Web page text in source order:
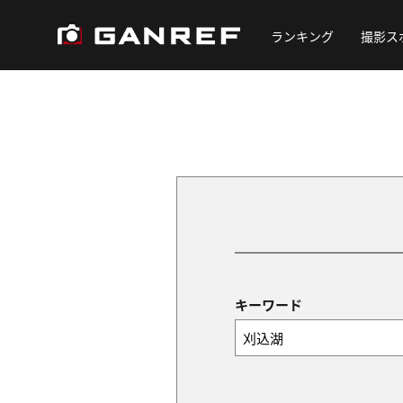
ランキング 撮影ス
キーワード